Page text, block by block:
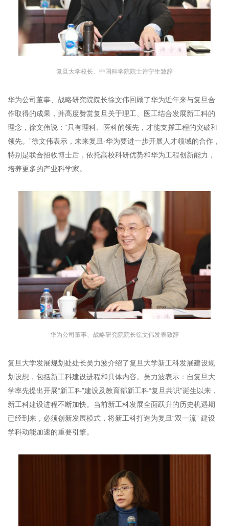
复旦大学校长、中国科学院院士许宁生致辞
华为公司董事、战略研究院院长徐文伟回顾了华为近年来与复旦合
作取得的成果，并高度赞赏复旦关于理工、医工结合发展新工科的
理念，徐文伟说：“只有理科、医科的领先，才能支撑工程的突破和
领先。”徐文伟表示，未来复旦-华为要进一步开展人才领域的合作，
特别是联合招收博士后，依托高校科研优势和华为工程创新能力，
培养更多的产业科学家。
华为公司董事、战略研究院院长徐文伟发表致辞
复旦大学发展规划处处长吴力波介绍了复旦大学新工科发展建设规
划设想，包括新工科建设进程和具体内容。吴力波表示：自复旦大
学率先提出开展“新工科”建设及教育部新工科“复旦共识”诞生以来，
新工科建设进程不断加快。当前新工科发展全面跃升的历史机遇期
已经到来，必须创新发展模式，将新工科打造为复旦“双一流” 建设
学科动能加速的重要引擎。